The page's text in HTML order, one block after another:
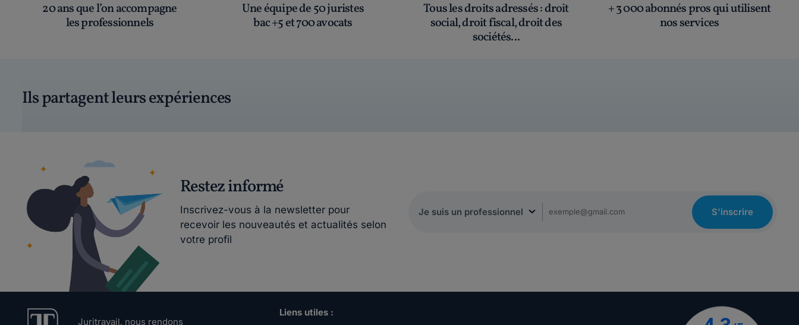
20 ans que l’on accompagne
les professionnels
Une équipe de 50 juristes
bac +5 et 700 avocats
Tous les droits adressés: droit
social, droit fiscal, droit des
sociétés...
+ 3 000 abonnés pros qui utilisent
nos services
Ils partagent leurs expériences
Restez informé
Inscrivez-vous à la newsletter pour
recevoir les nouveautés et actualités selon
votre profil
S'inscrire
Juritravail, nous rendons
Liens utiles :